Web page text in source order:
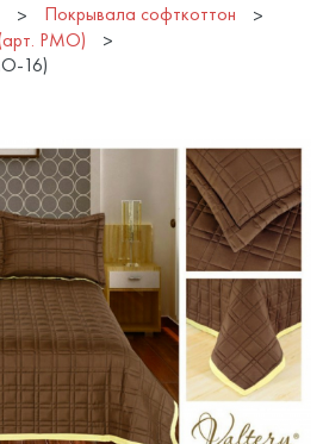
Покрывала софткоттон
PMO)
16)